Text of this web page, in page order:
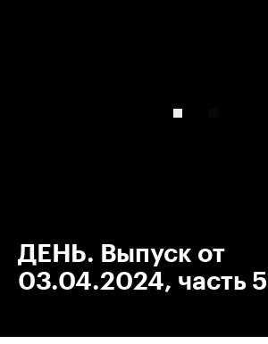
ДЕНЬ. Выпуск от
03.04.2024, часть 5